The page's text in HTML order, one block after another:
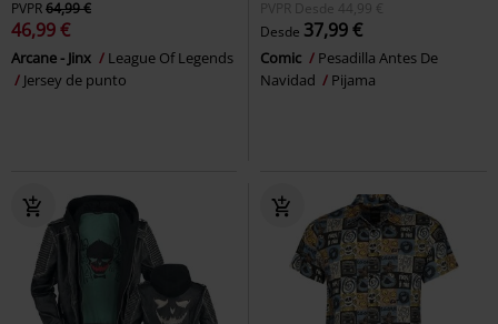
PVPR64,99 €
46,99 €
Arcane - Jinx
League Of Legends
Jersey de punto
PVPR
Desde 44,99 €
Desde 37,99 €
Comic
Pesadilla Antes De
Navidad
Pijama